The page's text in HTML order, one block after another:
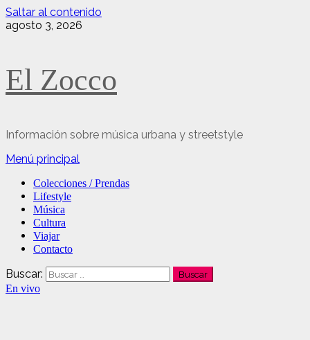
Saltar al contenido
agosto 3, 2026
El Zocco
Información sobre música urbana y streetstyle
Menú principal
Colecciones / Prendas
Lifestyle
Música
Cultura
Viajar
Contacto
Buscar:
En vivo